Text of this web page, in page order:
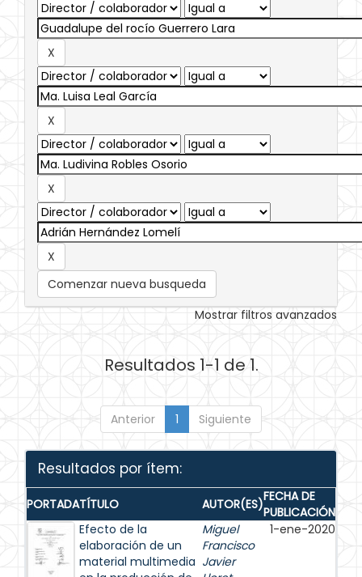
Comenzar nueva busqueda
Mostrar filtros avanzados
Resultados 1-1 de 1.
Anterior 1 Siguiente
Resultados por ítem:
PORTADATÍTULO AUTOR(ES)FECHA DE
PUBLICACIÓN
Efecto de la
elaboración de un
material multimedia
Miguel
Francisco
Javier
1-ene-2020